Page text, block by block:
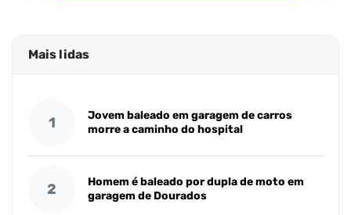
Mais lidas
1
Jovem baleado em garagem de carros
morre a caminho do hospital
2
Homem é baleado por dupla de moto em
garagem de Dourados